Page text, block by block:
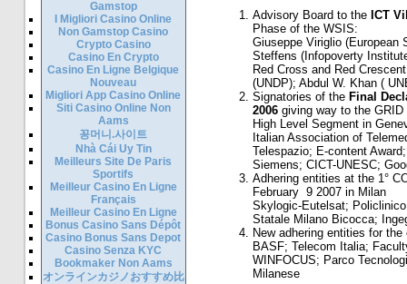
Gamstop
I Migliori Casino Online
Non Gamstop Casino
Crypto Casino
Casino En Crypto
Casino En Ligne Belgique
Nouveau
Migliori App Casino Online
Siti Casino Online Non
Aams
꽁머니.사이트
Nhà Cái Uy Tin
Meilleurs Site De Paris
Sportifs
Meilleur Casino En Ligne
Français
Meilleur Casino En Ligne
Bonus Casino Sans Dépôt
Casino Bonus Sans Depot
Casino Senza KYC
Bookmaker Non Aams
オンラインカジノおすすめ比
Advisory Board to the ICT
Phase of the WSIS:
Giuseppe Viriglio (European
Steffens (Infopoverty
Red Cross and Red
(UNDP); Abdul W. Khan (
Signatories of the Final
2006giving way to the GRID
High Level Segment in
Italian Association of
Telespazio; E-content
Siemens; CICT-UNESC;
Adhering entities at the 1°
February 9 2007 in Milan
Skylogic-Eutelsat;
Statale Milano Bicocca;
New adhering entities for the
BASF; Telecom Italia;
WINFOCUS; Parco
Milanese